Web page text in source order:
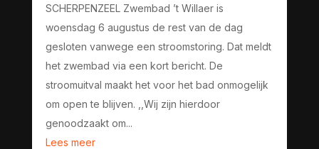
SCHERPENZEEL Zwembad ’t Willaer is
woensdag 6 augustus de rest van de dag
gesloten vanwege een stroomstoring. Dat meldt
het zwembad via een kort bericht. De
stroomuitval maakt het voor het bad onmogelijk
om open te blijven. ,,Wij zijn hierdoor
genoodzaakt om...
Lees meer